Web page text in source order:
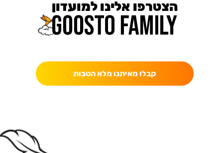
הצטרפו אלינו למועדון
קבלו מאיתנו מלא הטבות